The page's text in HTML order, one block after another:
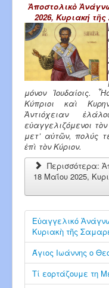
Ἀποστολικὸ
2026, Κυριακή
μόνον Ἰουδαίοις.
Κύπριοι καὶ
Ἀντιόχειαν
εὐαγγελιζόμενοι
μετ’ αὐτῶν, πολύς
ἐπὶ τὸν Κύριον.
Περισσότερα:
18 Μαΐου 2025,
Εὐαγγελικό
Κυριακὴ τῆς
Άγιος Ιωάννης ο
Τί εορτάζουμε τη